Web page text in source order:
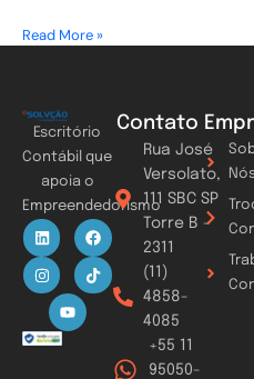
Read More »
Escritório
Contábil que
apoia o
Empreendedorismo
L
i
n
k
e
d
n
F
a
c
e
b
I
n
s
t
a
a
m
T
i
k
t
o
o
u
b
e
Contato
Rua José
Versolato,
111 SBC SP
Torre B -
2311
(11)
4858-
4085
+55 11
95050-